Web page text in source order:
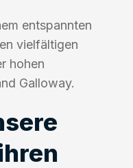
entspannten
vielfältigen
hohen
Galloway.